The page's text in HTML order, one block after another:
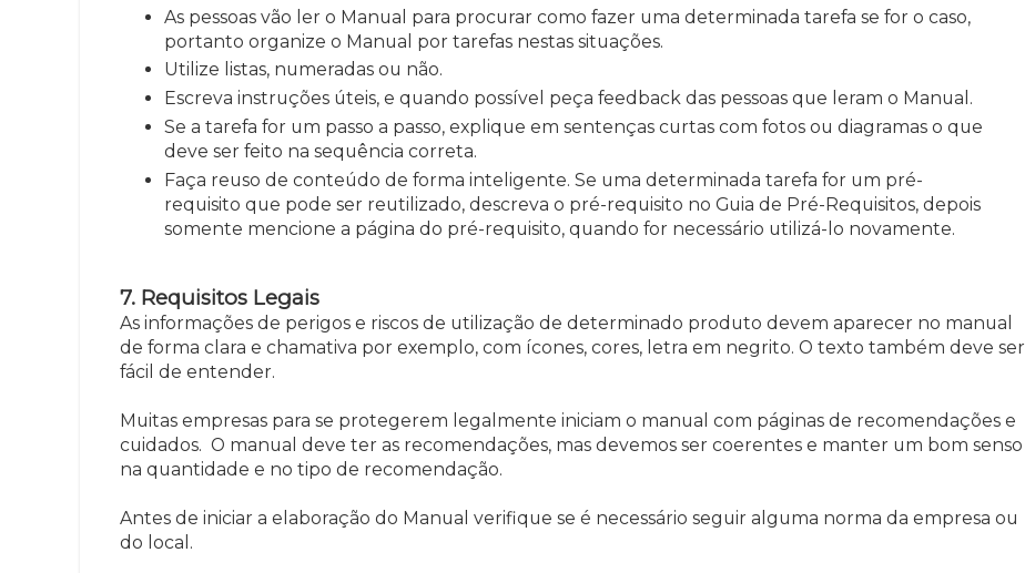
As pessoas vão ler o Manual para procurar como fazer uma determinada tarefa se for o caso,
portanto organize o Manual por tarefas nestas situações.
Utilize listas, numeradas ou não.
Escreva instruções úteis, e quando possível peça feedback das pessoas que leram o Manual.
Se a tarefa for um passo a passo, explique em sentenças curtas com fotos ou diagramas o que
deve ser feito na sequência correta.
Faça reuso de conteúdo de forma inteligente. Se uma determinada tarefa for um pré-
requisito que pode ser reutilizado, descreva o pré-requisito no Guia de Pré-Requisitos, depois
somente mencione a página do pré-requisito, quando for necessário utilizá-lo novamente.
7. Requisitos Legais
As informações de perigos e riscos de utilização de determinado produto devem aparecer no manual
de forma clara e chamativa por exemplo, com ícones, cores, letra em negrito. O texto também deve ser
fácil de entender.
Muitas empresas para se protegerem legalmente iniciam o manual com páginas de recomendações e
cuidados. O manual deve ter as recomendações, mas devemos ser coerentes e manter um bom senso
na quantidade e no tipo de recomendação.
Antes de iniciar a elaboração do Manual verifique se é necessário seguir alguma norma da empresa ou
do local.